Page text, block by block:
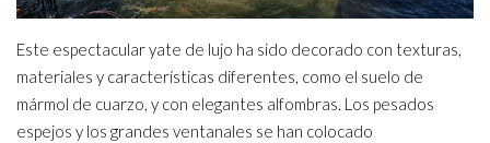
Este espectacular yate de lujo ha sido decorado con texturas,
materiales y características diferentes, como el suelo de
mármol de cuarzo, y con elegantes alfombras. Los pesados
espejos y los grandes ventanales se han colocado